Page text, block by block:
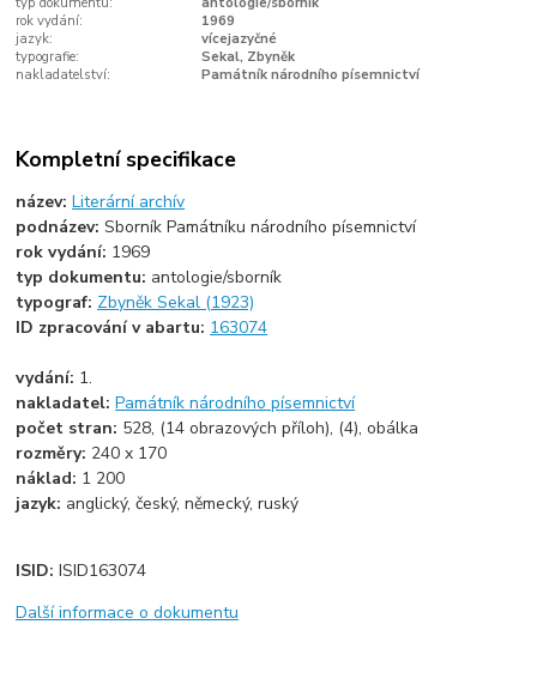
rok vydání:
1969
jazyk:
vícejazyčné
typografie:
Sekal, Zbyněk
nakladatelství:
Památník národního písemnictví
Kompletní specifikace
název:Literární archív
podnázev:Sborník Památníku národního písemnictví
rok vydání: 1969
typ dokumentu: antologie/sborník
typograf: Zbyněk Sekal (1923)
ID zpracování v abartu: 163074
vydání: 1.
nakladatel:Památník národního písemnictví
počet stran: 528, (14 obrazových příloh), (4), obálka
rozměry: 240 x 170
náklad: 1 200
jazyk: anglický, český, německý, ruský
ISID:ISID163074
Další informace o dokumentu